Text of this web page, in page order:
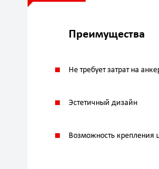
Преимущества
Не требует затрат на
Эстетичный дизайн
Возможность крепления